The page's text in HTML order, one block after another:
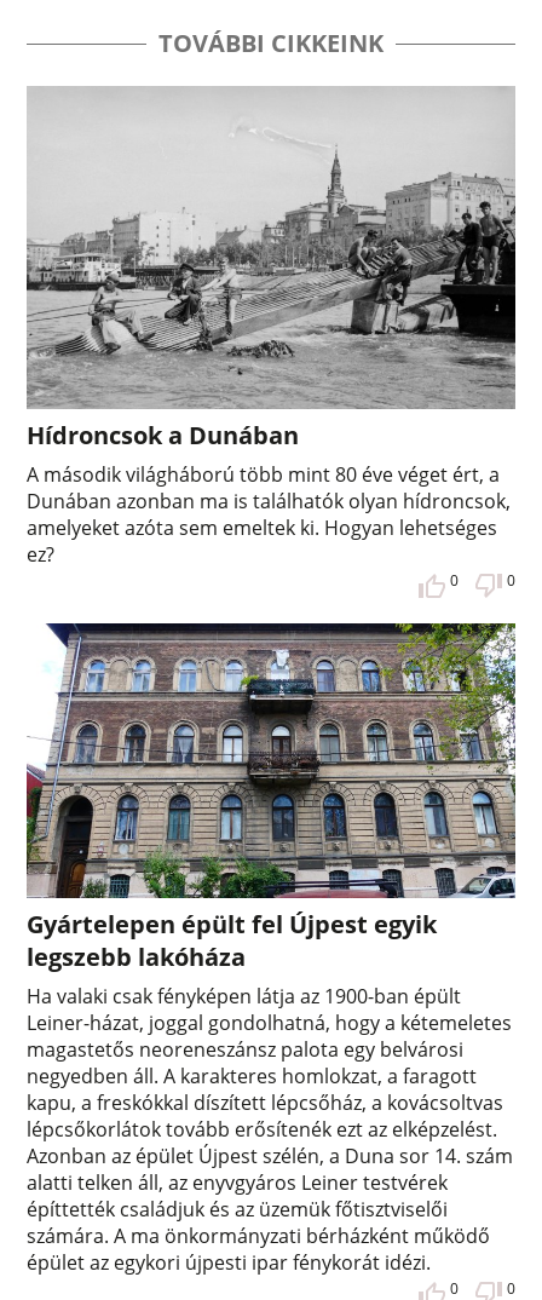
TOVÁBBI CIKKEINK
Hídroncsok a Dunában
A második világháború több mint 80 éve véget ért, a
Dunában azonban ma is találhatók olyan hídroncsok,
amelyeket azóta sem emeltek ki. Hogyan lehetséges
ez?
0 0
Gyártelepen épült fel Újpest egyik
legszebb lakóháza
Ha valaki csak fényképen látja az 1900-ban épült
Leiner-házat, joggal gondolhatná, hogy a kétemeletes
magastetős neoreneszánsz palota egy belvárosi
negyedben áll. A karakteres homlokzat, a faragott
kapu, a freskókkal díszített lépcsőház, a kovácsoltvas
lépcsőkorlátok tovább erősítenék ezt az elképzelést.
Azonban az épület Újpest szélén, a Duna sor 14. szám
alatti telken áll, az enyvgyáros Leiner testvérek
építtették családjuk és az üzemük főtisztviselői
számára. A ma önkormányzati bérházként működő
épület az egykori újpesti ipar fénykorát idézi.
0 0